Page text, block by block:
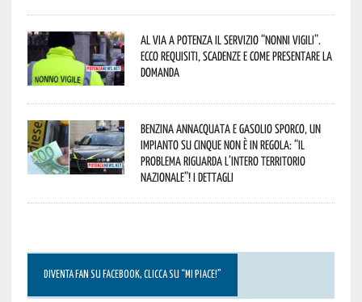
Al via a Potenza il servizio “Nonni Vigili”.
Ecco requisiti, scadenze e come presentare la
domanda
Benzina annacquata e gasolio sporco, un
impianto su cinque non è in regola: “il
problema riguarda l’intero territorio
Nazionale”! I dettagli
DIVENTA FAN SU FACEBOOK, CLICCA SU “MI PIACE!”